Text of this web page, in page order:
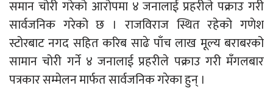
समान चोरी गरेको आरोपमा ४ जनालाई प्रहरीले पक्राउ गरी
सार्वजनिक गरेको छ । राजविराज स्थित रहेको गणेश
स्टोरबाट नगद सहित करिब साढे पाँच लाख मूल्य बराबरको
सामान चोरी गर्ने ४ जनालाई प्रहरीले पक्राउ गरी मँगलबार
पत्रकार सम्मेलन मार्फत सार्वजनिक गरेका हुन् ।